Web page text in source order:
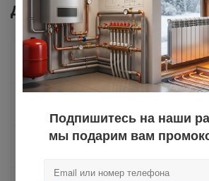
Документы
Как купить
Подпишитесь на наши
мы подарим вам